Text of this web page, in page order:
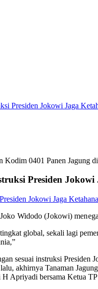
Presiden Jokowi Jaga
0401 Panen Jagung
Presiden
Widodo (Jokowi)
global, sekali lagi
sesuai instruksi
akhirnya Tanaman
H Apriyadi bersama Ketua